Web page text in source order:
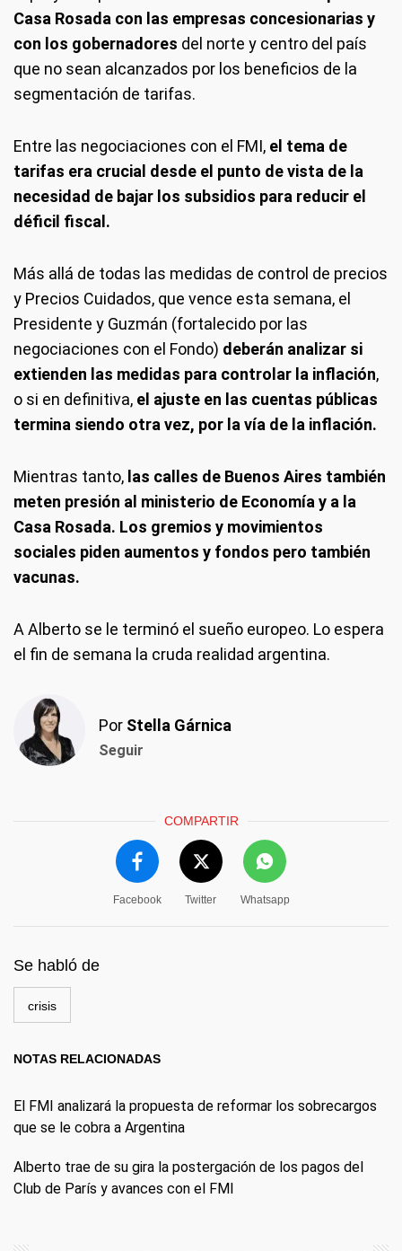
Casa Rosada con las empresas concesionarias y
con los gobernadores del norte y centro del país
que no sean alcanzados por los beneficios de la
segmentación de tarifas.
Entre las negociaciones con el FMI, el tema de
tarifas era crucial desde el punto de vista de la
necesidad de bajar los subsidios para reducir el
déficil fiscal.
Más allá de todas las medidas de control de precios
y Precios Cuidados, que vence esta semana, el
Presidente y Guzmán (fortalecido por las
negociaciones con el Fondo) deberán analizar si
extienden las medidas para controlar la inflación,
o si en definitiva, el ajuste en las cuentas públicas
termina siendo otra vez, por la vía de la inflación.
Mientras tanto, las calles de Buenos Aires también
meten presión al ministerio de Economía y a la
Casa Rosada. Los gremios y movimientos
sociales piden aumentos y fondos pero también
vacunas.
A Alberto se le terminó el sueño europeo. Lo espera
el fin de semana la cruda realidad argentina.
Por Stella Gárnica
Seguir
COMPARTIR
Facebook Twitter Whatsapp
Se habló de
crisis
NOTAS RELACIONADAS
El FMI analizará la propuesta de reformar los sobrecargos
que se le cobra a Argentina
Alberto trae de su gira la postergación de los pagos del
Club de París y avances con el FMI